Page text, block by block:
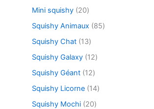
Mini squishy 20
Squishy Animaux
85
Squishy Chat 13
Squishy Galaxy 12
Squishy Géant 12
Squishy Licorne 14
Squishy Mochi 20